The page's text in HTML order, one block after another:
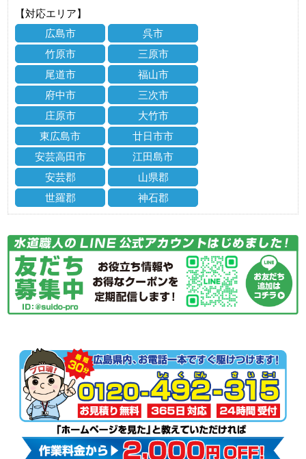
【対応エリア】
広島市
呉市
竹原市
三原市
尾道市
福山市
府中市
三次市
庄原市
大竹市
東広島市
廿日市市
安芸高田市
江田島市
安芸郡
山県郡
世羅郡
神石郡